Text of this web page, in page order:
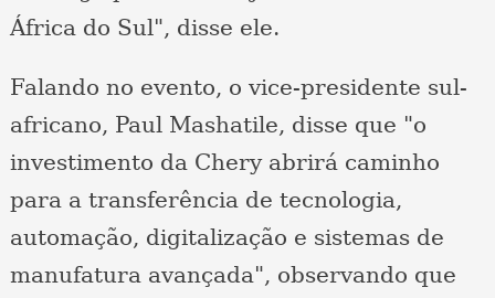
África do Sul", disse ele.
Falando no evento, o vice-presidente sul-
africano, Paul Mashatile, disse que "o
investimento da Chery abrirá caminho
para a transferência de tecnologia,
automação, digitalização e sistemas de
manufatura avançada", observando que